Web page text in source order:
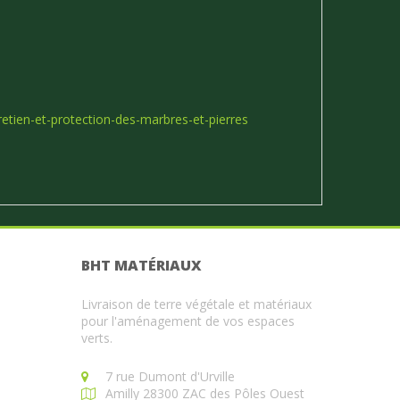
et-protection-des-marbres-et-pierres
BHT MATÉRIAUX
Livraison de terre végétale et matériaux
pour l'aménagement de vos espaces
verts.
7 rue Dumont d'Urville
Amilly 28300 ZAC des Pôles Ouest